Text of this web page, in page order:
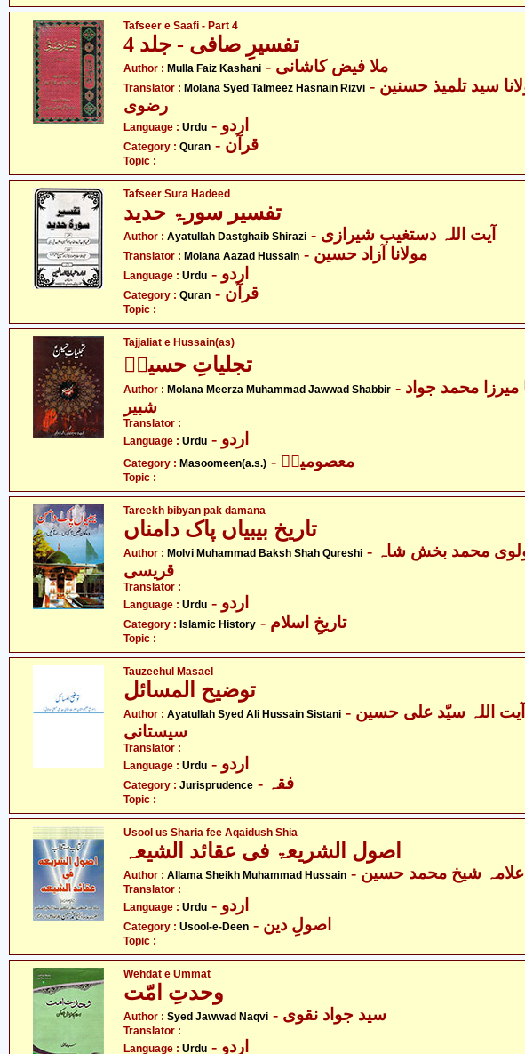
Tafseer e Saafi - Part 4
تفسیرِ صافی - جلد 4
Author : Mulla Faiz Kashani - ملا فیض کاشانی
Translator : Molana Syed Talmeez Hasnain Rizvi - مولانا سید تلمیذ حسنین
رضوی
Language : Urdu - اردو
Category : Quran - قرآن
Topic :
Tafseer Sura Hadeed
تفسیر سورۃ حدید
Author : Ayatullah Dastghaib Shirazi - آیت اللہ دستغیب شیرازی
Translator : Molana Aazad Hussain - مولانا آزاد حسین
Language : Urdu - اردو
Category : Quran - قرآن
Topic :
Tajjaliat e Hussain(as)
تجلیاتِ حسینؑ
Author : Molana Meerza Muhammad Jawwad Shabbir - مولانا میرزا محمد جواد
شبیر
Translator :
Language : Urdu - اردو
Category : Masoomeen(a.s.) - معصومینؑ
Topic :
Tareekh bibyan pak damana
تاریخ بیبیاں پاک دامناں
Author : Molvi Muhammad Baksh Shah Qureshi - مولوی محمد بخش شاہ
قریسی
Translator :
Language : Urdu - اردو
Category : Islamic History - تاریخِ اسلام
Topic :
Tauzeehul Masael
توضیح المسائل
Author : Ayatullah Syed Ali Hussain Sistani - آیت اللہ سیّد علی حسین
سیستانی
Translator :
Language : Urdu - اردو
Category : Jurisprudence - فقہ
Topic :
Usool us Sharia fee Aqaidush Shia
اصول الشریعۃ فی عقائد الشیعہ
Author : Allama Sheikh Muhammad Hussain - علامہ شیخ محمد حسین
Translator :
Language : Urdu - اردو
Category : Usool-e-Deen - اصولِ دین
Topic :
Wehdat e Ummat
وحدتِ امّت
Author : Syed Jawwad Naqvi - سید جواد نقوی
Translator :
Language : Urdu - اردو